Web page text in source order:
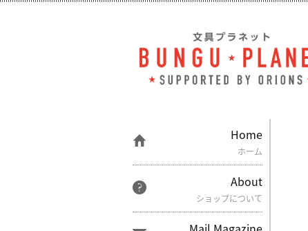
Home
ホーム
About
ショップについて